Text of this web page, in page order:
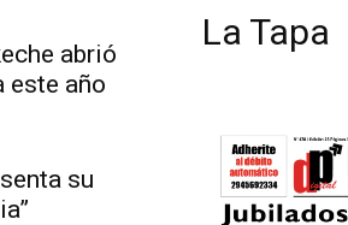
abrió
este año
su
La Tapa